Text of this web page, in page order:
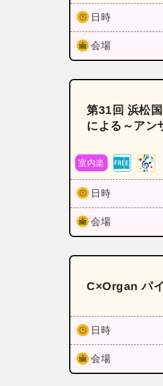
日時
会場
第31回 浜松
による～アン
室内楽
日時
会場
C×Organ パ
日時
会場